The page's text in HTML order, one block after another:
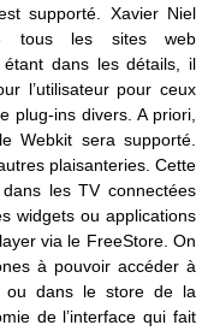
supporté. Xavier Niel
tous les sites web
dans les détails, il
l’utilisateur pour ceux
plug-ins divers. A priori,
Webkit sera supporté.
plaisanteries. Cette
les TV connectées
widgets ou applications
via le FreeStore. On
à pouvoir accéder à
ou dans le store de la
de l’interface qui fait